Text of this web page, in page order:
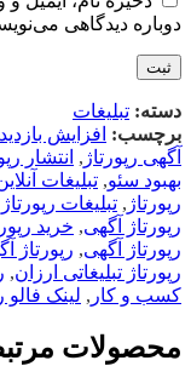
دوباره دیدگاهی
دسته: تبلیغات
برچسب: افزایش
آگهی رپورتاژ , انتشار
بهبود سئو, تبلیغات
رپورتاژ , تبلیغات
رپورتاژ آگهی, خرید
رپورتاژ آگهی, رپورتاژ
رپورتاژ تبلیغاتی ارزان,
کسب و کار , لینک فالو
محصولات